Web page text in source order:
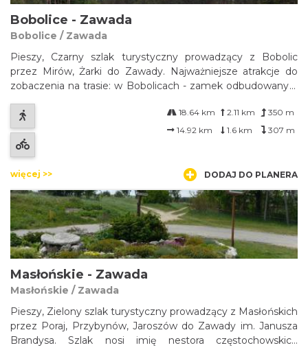
Bobolice - Zawada
Bobolice / Zawada
Pieszy, Czarny szlak turystyczny prowadzący z Bobolic
przez Mirów, Żarki do Zawady. Najważniejsze atrakcje do
zobaczenia na trasie: w Bobolicach - zamek odbudowany z
neandertalskiego; w Mirowie - ruiny zamku, pasmo skalnych
ostańców zwanych ...
18.64 km 2.11 km
350 m
14.92 km
1.6 km 307 m
więcej >> DODAJ DO PLANERA
Masłońskie - Zawada
Masłońskie / Zawada
Pieszy, Zielony szlak turystyczny prowadzący z Masłońskich
przez Poraj, Przybynów, Jaroszów do Zawady im. Janusza
Brandysa. Szlak nosi imię nestora częstochowskich